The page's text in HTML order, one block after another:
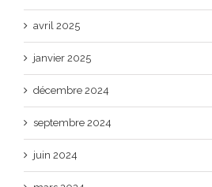
avril 2025
janvier 2025
décembre 2024
septembre 2024
juin 2024